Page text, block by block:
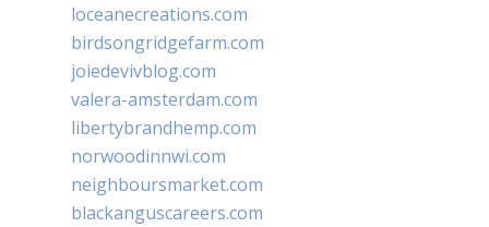
loceanecreations.com
birdsongridgefarm.com
joiedevivblog.com
valera-amsterdam.com
libertybrandhemp.com
norwoodinnwi.com
neighboursmarket.com
blackanguscareers.com